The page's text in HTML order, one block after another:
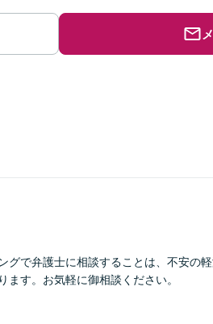
グで弁護士に相談することは、不安の
ます。お気軽に御相談ください。